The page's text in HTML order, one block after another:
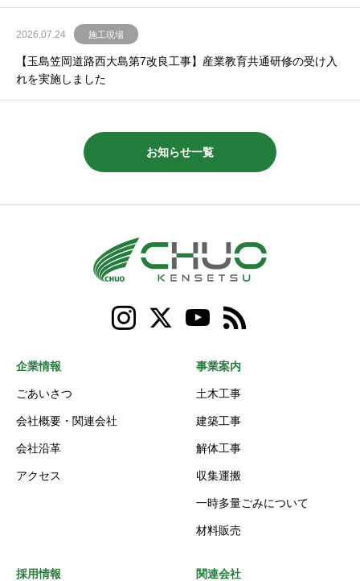
2026.07.24 施工現場
【玉島笠岡道路西大島第7改良工事】産業教育共通研修の受け入
れを実施しました
お知らせ一覧
企業情報
ごあいさつ
会社概要・関連会社
会社沿革
アクセス
事業案内
土木工事
建築工事
解体工事
収集運搬
一時多量ごみについて
材料販売
採用情報 関連会社